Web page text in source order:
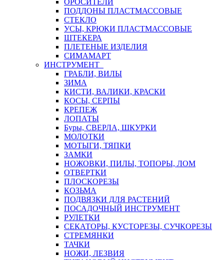
ОРОСИТЕЛИ
ПОДДОНЫ ПЛАСТМАССОВЫЕ
СТЕКЛО
УСЫ, КРЮКИ ПЛАСТМАССОВЫЕ
ШТЕКЕРА
ПЛЕТЕНЫЕ ИЗДЕЛИЯ
СИМАМАРТ
ИНСТРУМЕНТ
ГРАБЛИ, ВИЛЫ
ЗИМА
КИСТИ, ВАЛИКИ, КРАСКИ
КОСЫ, СЕРПЫ
КРЕПЕЖ
ЛОПАТЫ
Буры, СВЕРЛА, ШКУРКИ
МОЛОТКИ
МОТЫГИ, ТЯПКИ
ЗАМКИ
НОЖОВКИ, ПИЛЫ, ТОПОРЫ, ЛОМ
ОТВЕРТКИ
ПЛОСКОРЕЗЫ
КОЗЬМА
ПОДВЯЗКИ ДЛЯ РАСТЕНИЙ
ПОСАДОЧНЫЙ ИНСТРУМЕНТ
РУЛЕТКИ
СЕКАТОРЫ, КУСТОРЕЗЫ, СУЧКОРЕЗЫ
СТРЕМЯНКИ
ТАЧКИ
НОЖИ, ЛЕЗВИЯ